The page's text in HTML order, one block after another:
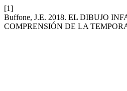
[1]
Buffone, J.E. 2018. EL DIBUJO
COMPRENSIÓN DE LA